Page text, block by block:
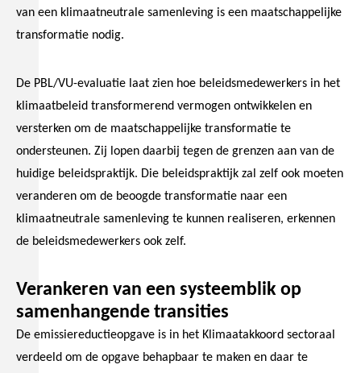
van een klimaatneutrale samenleving is een maatschappelijke
transformatie nodig.
De PBL/VU-evaluatie laat zien hoe beleidsmedewerkers in het
klimaatbeleid transformerend vermogen ontwikkelen en
versterken om de maatschappelijke transformatie te
ondersteunen. Zij lopen daarbij tegen de grenzen aan van de
huidige beleidspraktijk. Die beleidspraktijk zal zelf ook moeten
veranderen om de beoogde transformatie naar een
klimaatneutrale samenleving te kunnen realiseren, erkennen
de beleidsmedewerkers ook zelf.
Verankeren van een systeemblik op
samenhangende transities
De emissiereductieopgave is in het Klimaatakkoord sectoraal
verdeeld om de opgave behapbaar te maken en daar te